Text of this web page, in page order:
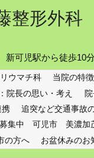
整形外
可児駅から徒歩10
ウマチ科 当院の特
院長の思い・考え
携 追突など交通事故
集中 可児市 美濃加
の方へ
お盆休みのお